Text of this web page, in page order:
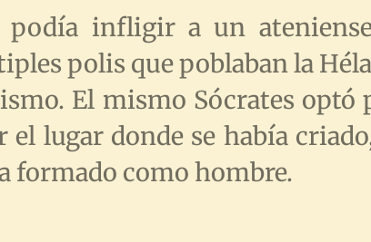
podía infligir a un
polis que poblaban la
El mismo Sócrates
el lugar donde se había
formado como hombre.